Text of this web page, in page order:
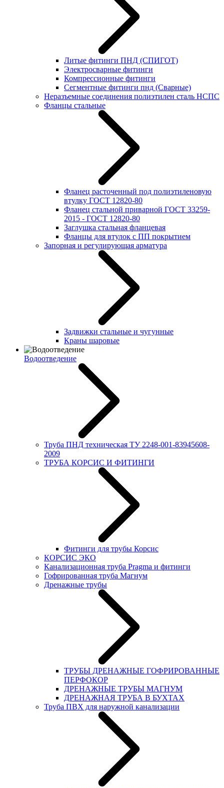
Литые фитинги ПНД (СПИГОТ)
Электросварные фитинги
Компрессионные фитинги
Сегментные фитинги пнд (Сварные)
Неразъемные соединения полиэтилен сталь НСПС
Фланцы стальные
Фланец расточенный под полиэтиленовую
втулку ГОСТ 12820-80
Фланец стальной приварной ГОСТ 33259-
2015 - ГОСТ 12820-80
Заглушка стальная фланцевая
Фланцы для втулок с ПП покрытием
Запорная и регулирующая арматура
Задвижки стальные и чугунные
Краны шаровые
Водоотведение
Труба ПНД техническая ТУ 2248-001-83945608-
2009
ТРУБА КОРСИС И ФИТИНГИ
Фитинги для трубы Корсис
КОРСИС ЭКО
Канализационная труба Pragma и фитинги
Гофрированная труба Магнум
Дренажные трубы
ТРУБЫ ДРЕНАЖНЫЕ ГОФРИРОВАННЫЕ
ПЕРФОКОР
ДРЕНАЖНЫЕ ТРУБЫ МАГНУМ
ДРЕНАЖНАЯ ТРУБА В БУХТАХ
Труба ПВХ для наружной канализации